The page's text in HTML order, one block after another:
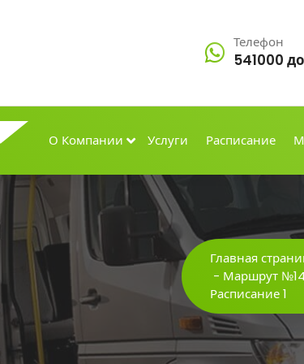
Телефон
541000
О Компании Услуги Расписание
Главная
- Маршрут
Расписание 1